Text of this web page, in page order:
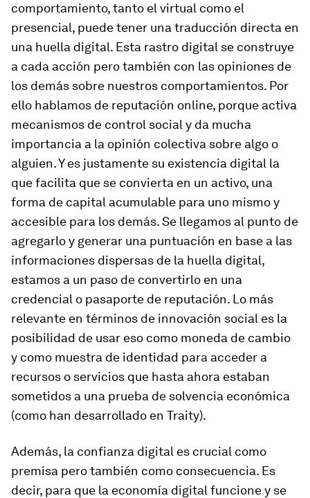
comportamiento, tanto el virtual como el
presencial, puede tener una traducción directa en
una huella digital. Esta rastro digital se construye
a cada acción pero también con las opiniones de
los demás sobre nuestros comportamientos. Por
ello hablamos de reputación online, porque activa
mecanismos de control social y da mucha
importancia a la opinión colectiva sobre algo o
alguien. Y es justamente su existencia digital la
que facilita que se convierta en un activo, una
forma de capital acumulable para uno mismo y
accesible para los demás. Se llegamos al punto de
agregarlo y generar una puntuación en base a las
informaciones dispersas de la huella digital,
estamos a un paso de convertirlo en una
credencial o pasaporte de reputación. Lo más
relevante en términos de innovación social es la
posibilidad de usar eso como moneda de cambio
y como muestra de identidad para acceder a
recursos o servicios que hasta ahora estaban
sometidos a una prueba de solvencia económica
(como han desarrollado en Traity).
Además, la confianza digital es crucial como
premisa pero también como consecuencia. Es
decir, para que la economía digital funcione y se